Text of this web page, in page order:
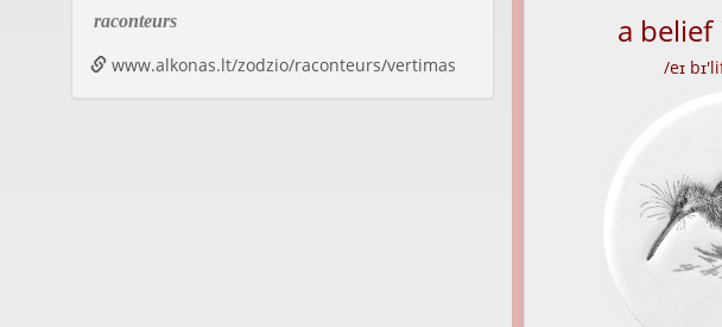
raconteurs
www.alkonas.lt/zodzio/raconteurs/vertimas
a
/eɪ